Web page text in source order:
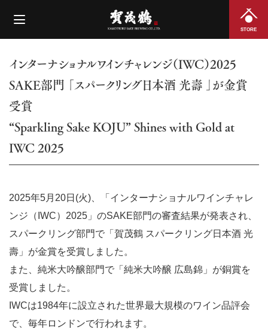
STORE
インターナショナルワインチャレンジ（IWC）2025
SAKE部門 「スパークリング日本酒 光壽 」が金賞
受賞
“Sparkling Sake KOJU” Shines with Gold at
IWC 2025
2025年5月20日(火)、「インターナショナルワインチャレ
ンジ（IWC）2025」のSAKE部門の審査結果が発表され、
スパークリング部門で「賀茂鶴 スパークリング日本酒 光
壽」が金賞を受賞しました。
また、純米大吟醸部門で「純米大吟醸 広島錦」が銅賞を
受賞しました。
IWCは1984年に設立された世界最大規模のワイン品評会
で、毎年ロンドンで行われます。